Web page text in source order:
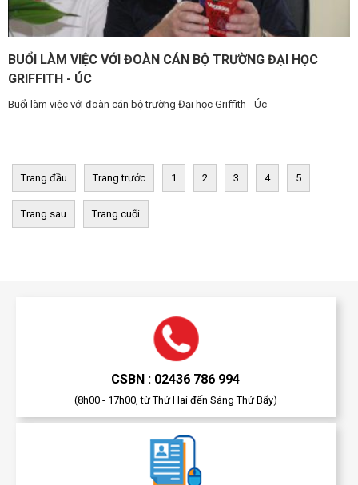
BUỔI LÀM VIỆC VỚI ĐOÀN CÁN BỘ TRƯỜNG ĐẠI HỌC
GRIFFITH - ÚC
Buổi làm việc với đoàn cán bộ trường Đại học Griffith - Úc
Trang đầu Trang trước 1 2 3 4 5
Trang sau Trang cuối
CSBN : 02436 786 994
(8h00 - 17h00, từ Thứ Hai đến Sáng Thứ Bẩy)